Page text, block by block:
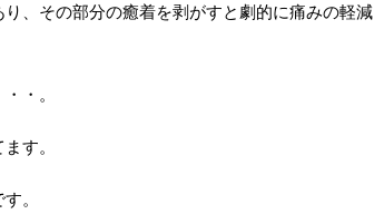
、その部分の癒着を剥がすと劇的に痛みの軽減
・。
す。
。